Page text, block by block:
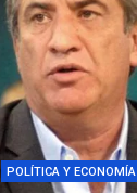
POLÍTICA Y ECONOMÍA